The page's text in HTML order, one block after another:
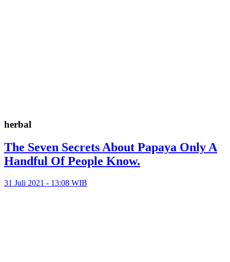
herbal
The Seven Secrets About Papaya Only A
Handful Of People Know.
31 Juli 2021 - 13:08 WIB